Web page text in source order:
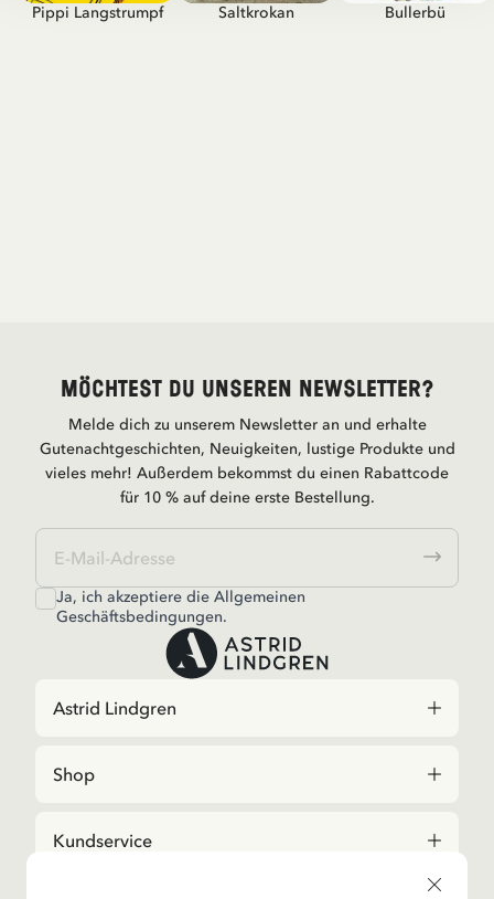
Pippi Langstrumpf Saltkrokan Bullerbü
Möchtest du unseren Newsletter?
Melde dich zu unserem Newsletter an und erhalte
Gutenachtgeschichten, Neuigkeiten, lustige Produkte und
vieles mehr! Außerdem bekommst du einen Rabattcode
für 10 % auf deine erste Bestellung.
Ja, ich akzeptiere dieAllgemeinen
Geschäftsbedingungen.
Astrid Lindgren
Shop
Kundservice